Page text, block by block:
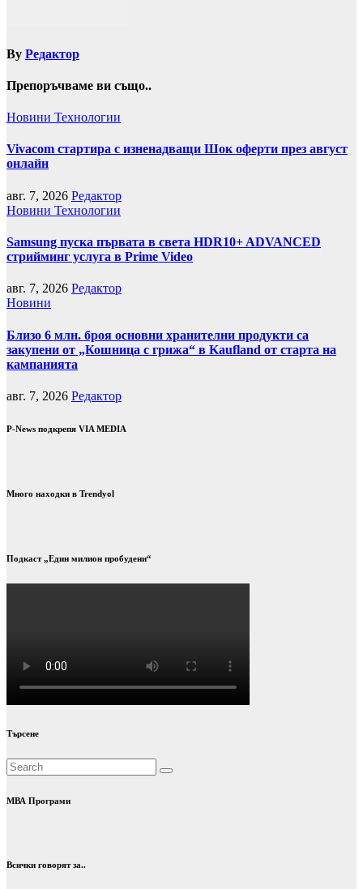
By Редактор
Препоръчваме ви също..
Новини Технологии
Vivacom стартира с изненадващи Шок оферти през август
онлайн
авг. 7, 2026 Редактор
Новини Технологии
Samsung пуска първата в света HDR10+ ADVANCED
стрийминг услуга в Prime Video
авг. 7, 2026 Редактор
Новини
Близо 6 млн. броя основни хранителни продукти са
закупени от „Кошница с грижа“ в Kaufland от старта на
кампанията
авг. 7, 2026 Редактор
P-News подкрепя VIA MEDIA
Много находки в Trendyol
Подкаст „Един милион пробудени“
Търсене
МВА Програми
Всички говорят за..